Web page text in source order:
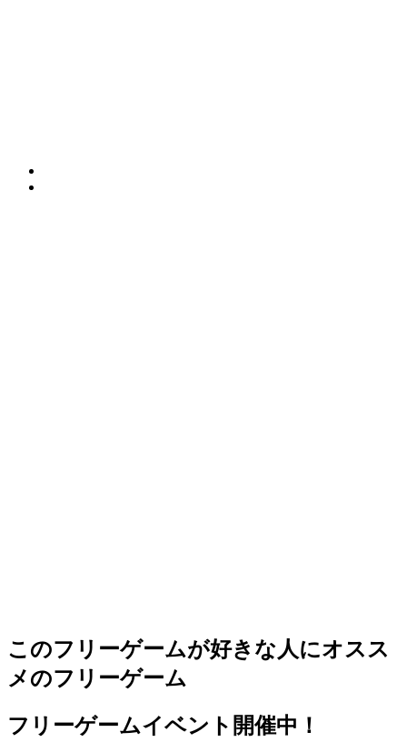
このフリーゲームが好きな人にオスス
メのフリーゲーム
フリーゲームイベント開催中！